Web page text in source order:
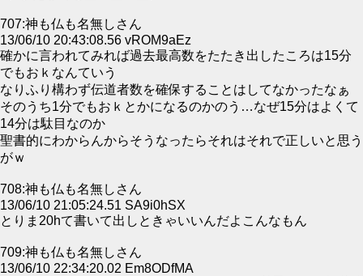
707:神も仏も名無しさん
13/06/10 20:43:08.56 vROM9aEz
確かに言われてみれば過去最高数をたたき出したころは15分
でもおｋなんていう
なりふり構わず伝道者数を確保することはしてなかったなぁ
そのうち1分でもおｋとかになるのかのう…なぜ15分はよくて
14分は駄目なのか
聖書的にわからんからそうなったらそれはそれで正しいと思う
がｗ
708:神も仏も名無しさん
13/06/10 21:05:24.51 SA9i0hSX
とりま20hて書いて出しときゃいいんだよこんなもん
709:神も仏も名無しさん
13/06/10 22:34:20.02 Em8ODfMA